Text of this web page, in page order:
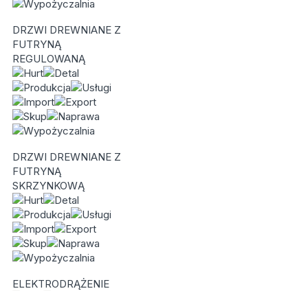
DRZWI DREWNIANE Z
FUTRYNĄ
REGULOWANĄ
DRZWI DREWNIANE Z
FUTRYNĄ
SKRZYNKOWĄ
ELEKTRODRĄŻENIE